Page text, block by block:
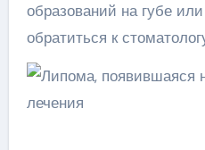
образований на губе
обратиться к